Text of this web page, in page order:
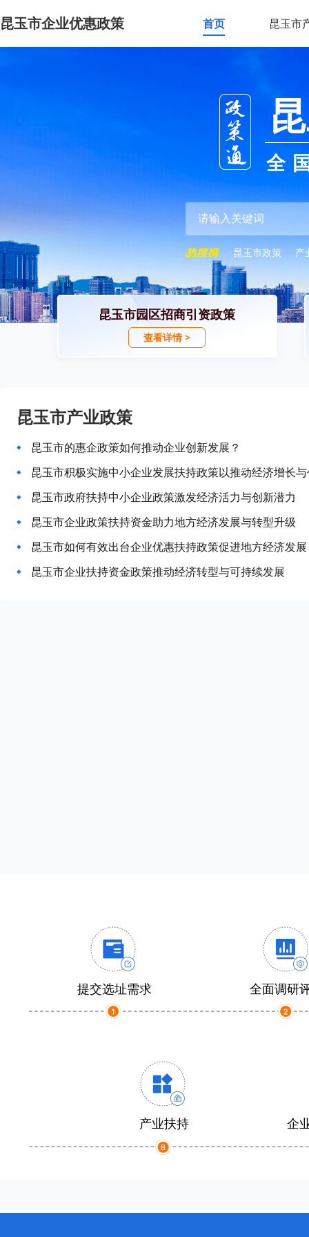
昆玉市企业优惠政策 首页 昆玉市
全
昆玉市政策 产
昆玉市园区招商引资政策
查看详情 >
昆玉市产业政策
昆玉市的惠企政策如何推动企业创新发展？
昆玉市积极实施中小企业发展扶持政策以推动经济增长
昆玉市政府扶持中小企业政策激发经济活力与创新潜力
昆玉市企业政策扶持资金助力地方经济发展与转型升级
昆玉市如何有效出台企业优惠扶持政策促进地方经济发
昆玉市企业扶持资金政策推动经济转型与可持续发展
提交选址需求 全面调研
产业扶持 企